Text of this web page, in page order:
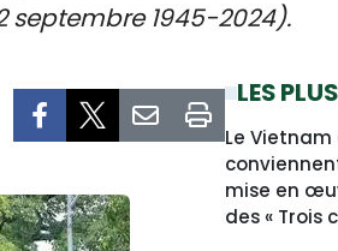
septembre 1945-2024).
LES
Le
mise en
des « Trois